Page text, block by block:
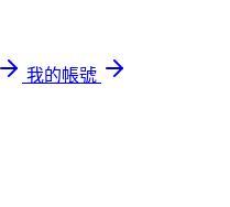
我的帳號